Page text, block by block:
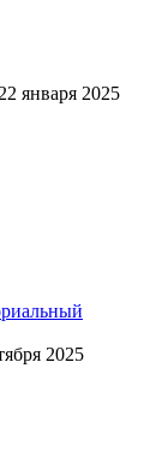
22 января 2025
2025